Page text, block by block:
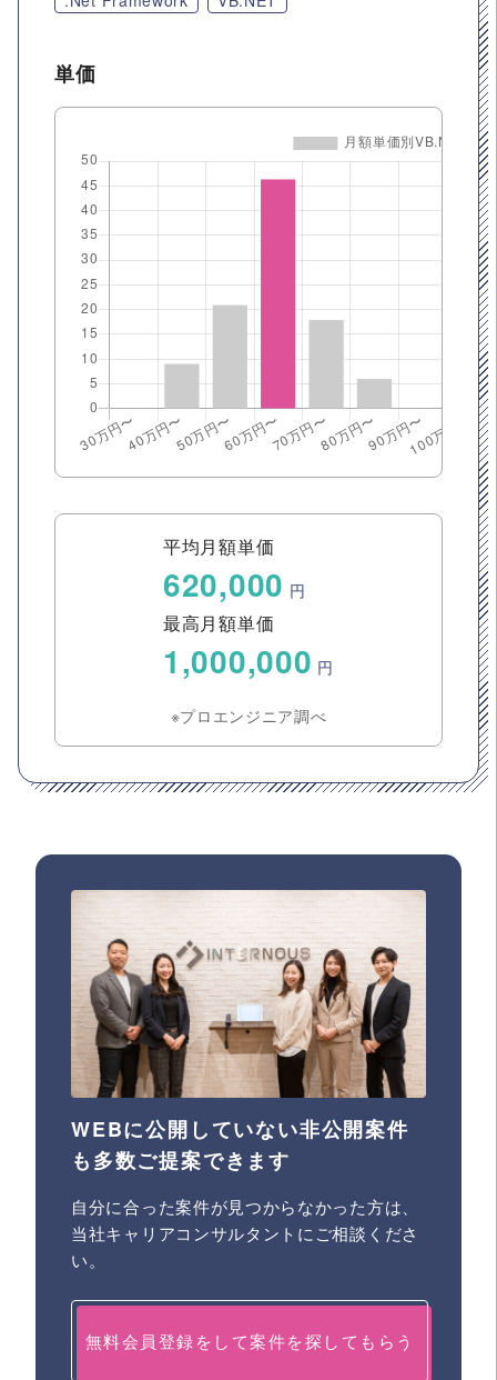
単価
平均月額単価
620,000 円
最高月額単価
1,000,000 円
※プロエンジニア調べ
WEBに公開していない非公開案件
も多数ご提案できます
自分に合った案件が見つからなかった方は、
当社キャリアコンサルタントにご相談くださ
い。
無料会員登録をして案件を探してもらう